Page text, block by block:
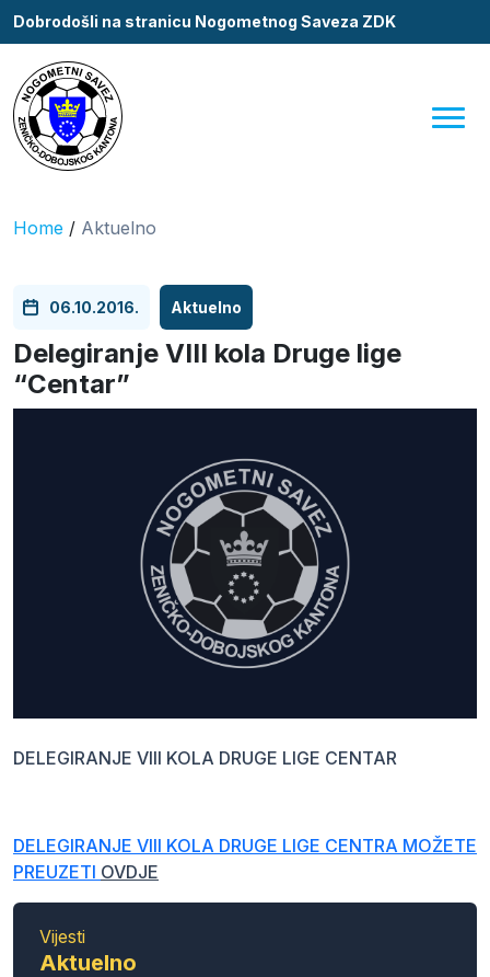
Dobrodošli na stranicu Nogometnog Saveza ZDK
Home / Aktuelno
06.10.2016. Aktuelno
Delegiranje VIII kola Druge lige
“Centar”
DELEGIRANJE VIII KOLA DRUGE LIGE CENTAR
DELEGIRANJE VIII KOLA DRUGE LIGE CENTRA MOŽETE
PREUZETI OVDJE
Vijesti
Aktuelno